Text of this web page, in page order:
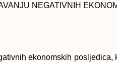
NEGATIVNIH
ekonomskih